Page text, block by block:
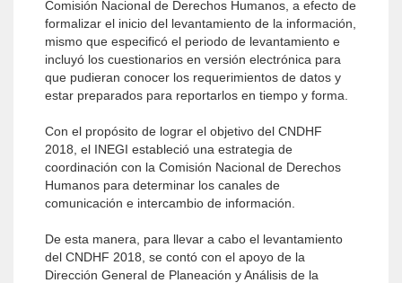
Comisión Nacional de Derechos Humanos, a efecto de
formalizar el inicio del levantamiento de la información,
mismo que especificó el periodo de levantamiento e
incluyó los cuestionarios en versión electrónica para
que pudieran conocer los requerimientos de datos y
estar preparados para reportarlos en tiempo y forma.
Con el propósito de lograr el objetivo del CNDHF
2018, el INEGI estableció una estrategia de
coordinación con la Comisión Nacional de Derechos
Humanos para determinar los canales de
comunicación e intercambio de información.
De esta manera, para llevar a cabo el levantamiento
del CNDHF 2018, se contó con el apoyo de la
Dirección General de Planeación y Análisis de la